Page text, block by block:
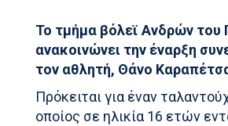
Το τμήμα βόλεϊ Ανδρών του
ανακοινώνει την έναρξη
τον αθλητή, Θάνο
Πρόκειται για έναν
οποίος σε ηλικία 16 ετών